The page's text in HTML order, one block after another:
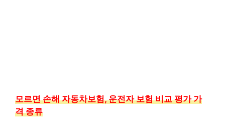
모르면 손해 자동차보험, 운전자 보험 비교 평가 가
격 종류